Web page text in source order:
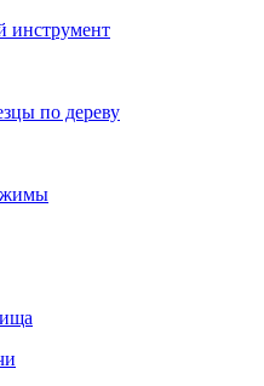
инструмент
по дереву